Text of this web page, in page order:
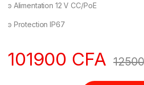
ͽ Alimentation 12 V CC/PoE
ͽ Protection IP67
101900 CFA